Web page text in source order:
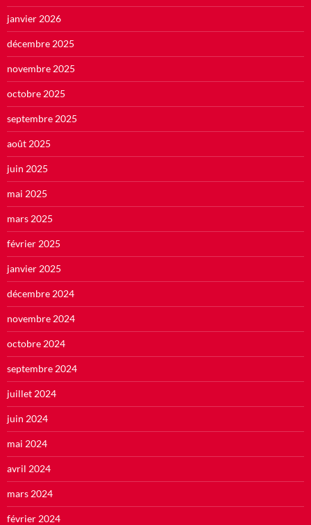
janvier 2026
décembre 2025
novembre 2025
octobre 2025
septembre 2025
août 2025
juin 2025
mai 2025
mars 2025
février 2025
janvier 2025
décembre 2024
novembre 2024
octobre 2024
septembre 2024
juillet 2024
juin 2024
mai 2024
avril 2024
mars 2024
février 2024